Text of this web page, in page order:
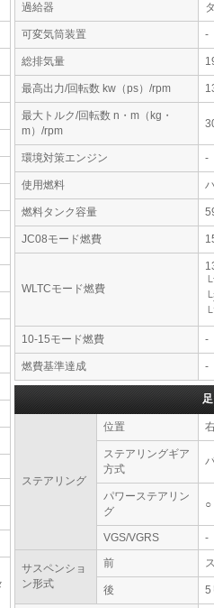
過給器
可変気筒装置 -
総排気量
最高出力/回転数 kw（ps）/rpm
最大トルク/回転数 n・m（kg・
m）/rpm
環境対策エンジン -
使用燃料
燃料タンク容量
JC08モード燃費
WLTCモード燃費
10-15モード燃費 -
燃費基準達成 -
ステアリング
位置
ステアリングギア
方式
パワーステアリン
グ
○
VGS/VGRS -
サスペンショ
ン形式
前
後 5